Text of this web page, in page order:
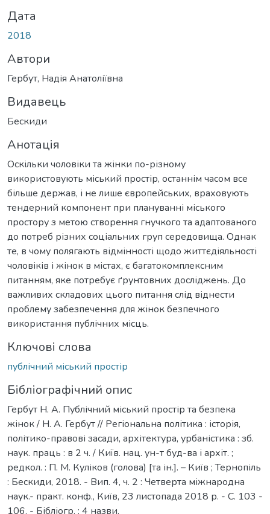
Дата
2018
Автори
Гербут, Надія Анатоліївна
Видавець
Бескиди
Анотація
Оскільки чоловіки та жінки по-різному
використовують міський простір, останнім часом все
більше держав, і не лише європейських, враховують
тендерний компонент при плануванні міського
простору з метою створення гнучкого та адаптованого
до потреб різних соціальних груп середовища. Однак
те, в чому полягають відмінності щодо життєдіяльності
чоловіків і жінок в містах, є багатокомплексним
питанням, яке потребує ґрунтовних досліджень. До
важливих складових цього питання слід віднести
проблему забезпечення для жінок безпечного
використання публічних місць.
Ключові слова
публічний міський простір
Бібліографічний опис
Гербут Н. А. Публічний міський простір та безпека
жінок / Н. А. Гербут // Регіональна політика : історія,
політико-правові засади, архітектура, урбаністика : зб.
наук. праць : в 2 ч. / Київ. нац. ун-т буд-ва і архіт. ;
редкол. : П. М. Куліков (голова) [та ін.]. – Київ ; Тернопіль
: Бескиди, 2018. - Вип. 4, ч. 2 : Четверта міжнародна
наук.- практ. конф., Київ, 23 листопада 2018 р. - С. 103 -
106. - Бібліогр. : 4 назви.